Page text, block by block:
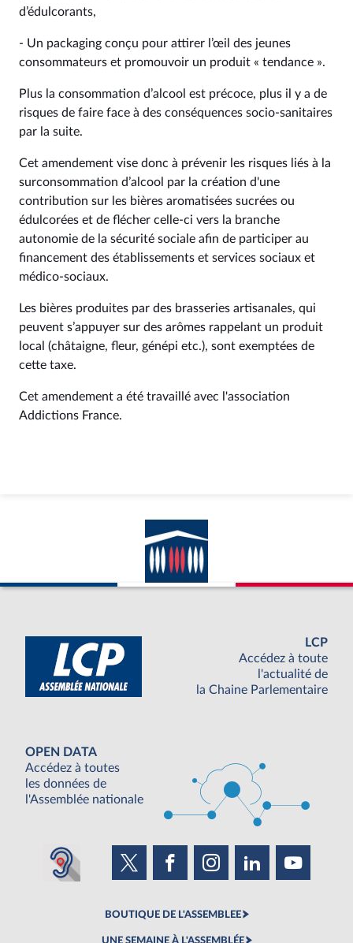
d’édulcorants,
- Un packaging conçu pour attirer l’œil des jeunes
consommateurs et promouvoir un produit « tendance ».
Plus la consommation d’alcool est précoce, plus il y a de
risques de faire face à des conséquences socio-sanitaires
par la suite.
Cet amendement vise donc à prévenir les risques liés à la
surconsommation d’alcool par la création d'une
contribution sur les bières aromatisées sucrées ou
édulcorées et de flécher celle-ci vers la branche
autonomie de la sécurité sociale afin de participer au
financement des établissements et services sociaux et
médico-sociaux.
Les bières produites par des brasseries artisanales, qui
peuvent s’appuyer sur des arômes rappelant un produit
local (châtaigne, fleur, génépi etc.), sont exemptées de
cette taxe.
Cet amendement a été travaillé avec l'association
Addictions France.
LCP
Accédez à toute
l'actualité de
la Chaine Parlementaire
OPEN DATA
Accédez à toutes
les données de
l'Assemblée nationale
BOUTIQUE DE L'ASSEMBLEE
UNE SEMAINE À L'ASSEMBLÉE